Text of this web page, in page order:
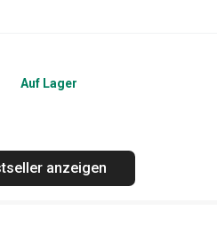
Auf Lager
anzeigen